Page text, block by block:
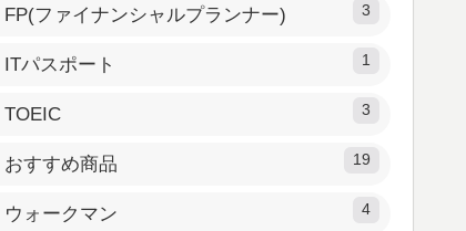
FP(ファイナンシャルプランナー) 3
ITパスポート 1
TOEIC 3
おすすめ商品 19
ウォークマン 4